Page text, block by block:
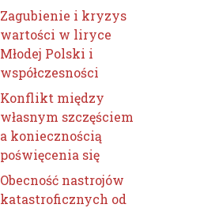
Zagubienie i kryzys
wartości w liryce
Młodej Polski i
współczesności
Konflikt między
własnym szczęściem
a koniecznością
poświęcenia się
Obecność nastrojów
katastroficznych od